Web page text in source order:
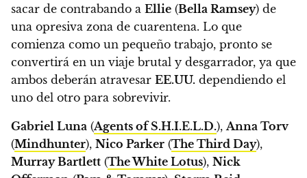
sacar de contrabando a Ellie (Bella Ramsey) de
una opresiva zona de cuarentena. Lo que
comienza como un pequeño trabajo, pronto se
convertirá en un viaje brutal y desgarrador, ya que
ambos deberán atravesar EE.UU. dependiendo el
uno del otro para sobrevivir.
Gabriel Luna (Agents of S.H.I.E.L.D.), Anna Torv
(Mindhunter), Nico Parker (The Third Day),
Murray Bartlett (The White Lotus), Nick